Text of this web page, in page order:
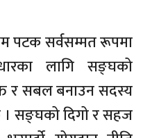
पटक सर्वसम्मत रूपमा
लागि सङ्घको
र सबल बनाउन सदस्य
। सङ्घको दिगो र सहज